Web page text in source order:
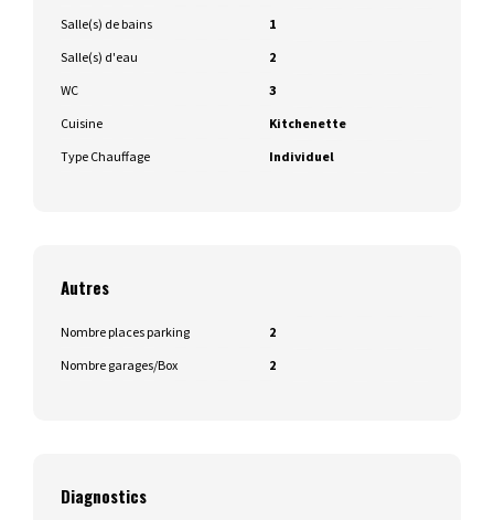
Salle(s) de bains
1
Salle(s) d'eau
2
WC
3
Cuisine
Kitchenette
Type Chauffage
Individuel
Autres
Nombre places parking
2
Nombre garages/Box
2
Diagnostics